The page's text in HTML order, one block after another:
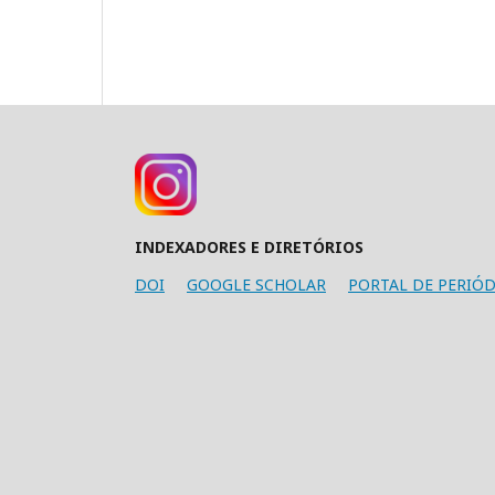
INDEXADORES E DIRETÓRIOS
DOI
GOOGLE SCHOLAR PORTAL DE